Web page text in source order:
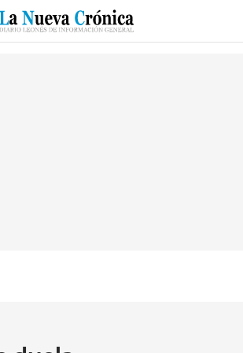
CULTURAS ESPECIALES DEPORTES